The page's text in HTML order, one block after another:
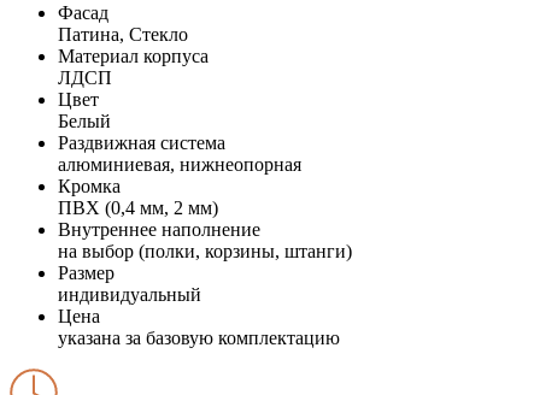
Фасад
Патина, Стекло
Материал корпуса
ЛДСП
Цвет
Белый
Раздвижная система
алюминиевая, нижнеопорная
Кромка
ПВХ (0,4 мм, 2 мм)
Внутреннее наполнение
на выбор (полки, корзины, штанги)
Размер
индивидуальный
Цена
указана за базовую комплектацию